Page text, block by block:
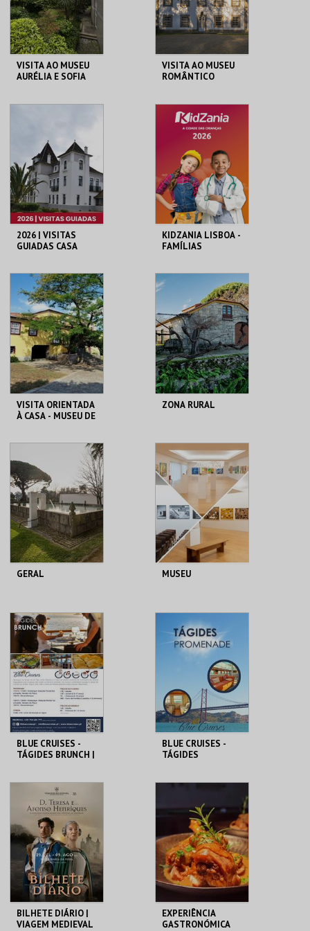
COMPRAR COMPRAR
VISITA AO MUSEU
AURÉLIA E SOFIA
MAIS INFO
COMPRAR
VISITA AO MUSEU
ROMÂNTICO
MUSEU ROMÂNTICO
MAIS INFO
COMPRAR
2026 | VISITAS
GUIADAS CASA
CASA-MUSEU EGAS
MONIZ
MAIS INFO
COMPRAR
KIDZANIA LISBOA -
FAMÍLIAS
KIDZANIA
MAIS INFO
COMPRAR
VISITA ORIENTADA
À CASA - MUSEU DE
MUSEU CAMILO
MAIS INFO
COMPRAR
ZONA RURAL
FUNDAÇÃO
GRAMAXO
MAIS INFO
COMPRAR
GERAL
FUNDAÇÃO
GRAMAXO
MAIS INFO
COMPRAR
MUSEU
FUNDAÇÃO
GRAMAXO
MAIS INFO
COMPRAR
BLUE CRUISES -
TÁGIDES BRUNCH |
BLUE CRUISES
MAIS INFO
COMPRAR
BLUE CRUISES -
TÁGIDES
BLUE CRUISES
MAIS INFO
COMPRAR
BILHETE DIÁRIO |
VIAGEM MEDIEVAL
EXPERIÊNCIA
GASTRONÓMICA